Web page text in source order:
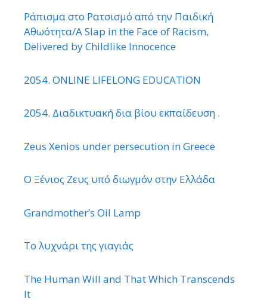
Ράπισμα στο Ρατσισμό από την Παιδική
Αθωότητα/A Slap in the Face of Racism,
Delivered by Childlike Innocence
2054. ONLINE LIFELONG EDUCATION
2054. Διαδικτυακή δια βίου εκπαίδευση .
Zeus Xenios under persecution in Greece
Ο Ξένιος Ζευς υπό διωγμόν στην Ελλάδα
Grandmother’s Oil Lamp
Το λυχνάρι της γιαγιάς
The Human Will and That Which Transcends
It